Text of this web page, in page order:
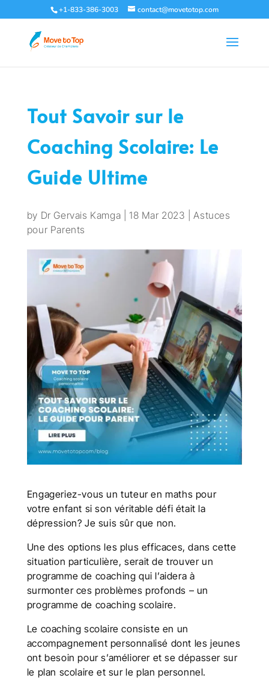
+1-833-386-3003 contact@movetotop.com
Tout Savoir sur le
Coaching Scolaire: Le
Guide Ultime
by Dr Gervais Kamga |18 Mar 2023 |Astuces
pour Parents
Engageriez-vous un tuteur en maths pour
votre enfant si son véritable défi était la
dépression? Je suis sûr que non.
Une des options les plus efficaces, dans cette
situation particulière, serait de trouver un
programme de coaching qui l’aidera à
surmonter ces problèmes profonds – un
programme de coaching scolaire.
Le coaching scolaire consiste en un
accompagnement personnalisé dont les jeunes
ont besoin pour s’améliorer et se dépasser sur
le plan scolaire et sur le plan personnel.